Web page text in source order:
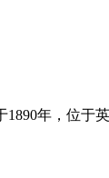
1890年，位于